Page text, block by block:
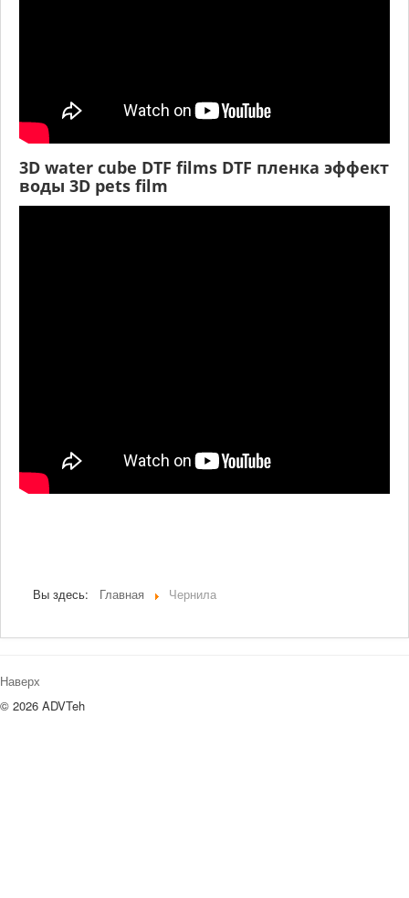
3D water cube DTF films DTF пленка эффект
воды 3D pets film
Вы здесь: Главная Чернила
Наверх
© 2026 ADVTeh